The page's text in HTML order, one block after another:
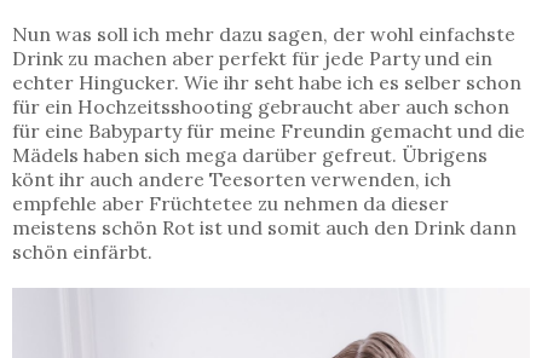
Nun was soll ich mehr dazu sagen, der wohl einfachste
Drink zu machen aber perfekt für jede Party und ein
echter Hingucker. Wie ihr seht habe ich es selber schon
für ein Hochzeitsshooting gebraucht aber auch schon
für eine Babyparty für meine Freundin gemacht und die
Mädels haben sich mega darüber gefreut. Übrigens
könt ihr auch andere Teesorten verwenden, ich
empfehle aber Früchtetee zu nehmen da dieser
meistens schön Rot ist und somit auch den Drink dann
schön einfärbt.